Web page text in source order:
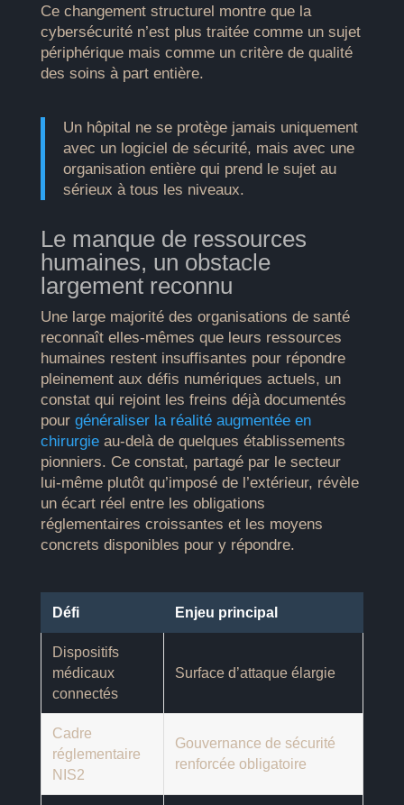
Ce changement structurel montre que la
cybersécurité n’est plus traitée comme un sujet
périphérique mais comme un critère de qualité
des soins à part entière.
Un hôpital ne se protège jamais uniquement
avec un logiciel de sécurité, mais avec une
organisation entière qui prend le sujet au
sérieux à tous les niveaux.
Le manque de ressources
humaines, un obstacle
largement reconnu
Une large majorité des organisations de santé
reconnaît elles-mêmes que leurs ressources
humaines restent insuffisantes pour répondre
pleinement aux défis numériques actuels, un
constat qui rejoint les freins déjà documentés
pour généraliser la réalité augmentée en
chirurgieau-delà de quelques établissements
pionniers. Ce constat, partagé par le secteur
lui-même plutôt qu’imposé de l’extérieur, révèle
un écart réel entre les obligations
réglementaires croissantes et les moyens
concrets disponibles pour y répondre.
Défi Enjeu principal
Dispositifs
médicaux
connectés
Surface d’attaque élargie
Cadre
réglementaire
NIS2
Gouvernance de sécurité
renforcée obligatoire